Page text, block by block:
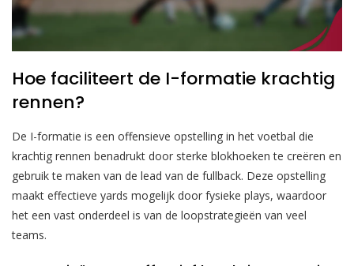
Hoe faciliteert de I-formatie krachtig
rennen?
De I-formatie is een offensieve opstelling in het voetbal die
krachtig rennen benadrukt door sterke blokhoeken te creëren en
gebruik te maken van de lead van de fullback. Deze opstelling
maakt effectieve yards mogelijk door fysieke plays, waardoor
het een vast onderdeel is van de loopstrategieën van veel
teams.